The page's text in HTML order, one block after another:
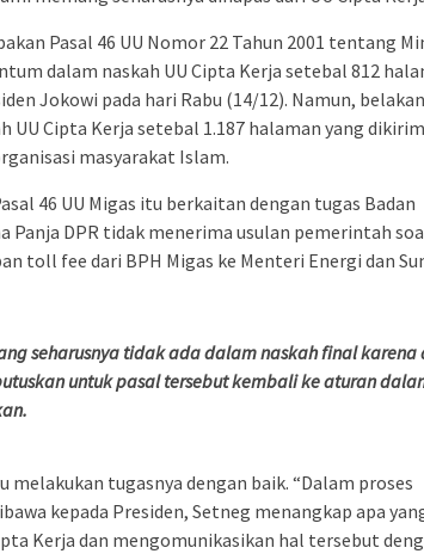
Pasal 46 UU Nomor 22 Tahun 2001 tentang
dalam naskah UU Cipta Kerja setebal 812
Jokowi pada hari Rabu (14/12). Namun,
UU Cipta Kerja setebal 1.187 halaman yang
masyarakat Islam.
46 UU Migas itu berkaitan dengan tugas Badan
Panja DPR tidak menerima usulan pemerintah
toll fee dari BPH Migas ke Menteri Energi dan
seharusnya tidak ada dalam naskah final
untuk pasal tersebut kembali ke aturan
tugasnya dengan baik. “Dalam proses
kepada Presiden, Setneg menangkap apa
Kerja dan mengomunikasikan hal tersebut